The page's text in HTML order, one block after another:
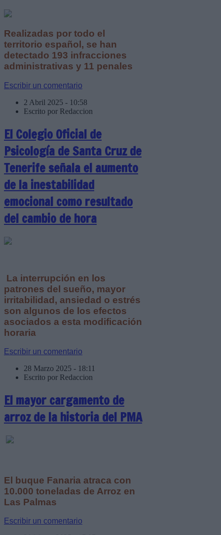
Realizadas por todo el
territorio español, se han
detectado 193 infracciones
administrativas y 11 penales
Escribir un comentario
2 Abril 2025 - 10:58
Escrito por Redaccion
El Colegio Oficial de
Psicología de Santa Cruz de
Tenerife señala el aumento
de la inestabilidad
emocional como resultado
del cambio de hora
La interrupción en los
patrones del sueño, mayor
irritabilidad, ansiedad o estrés
son algunos de los efectos
asociados a esta modificación
horaria
Escribir un comentario
28 Marzo 2025 - 18:11
Escrito por Redaccion
El mayor cargamento de
arroz de la historia del PMA
El buque Fanaria atraca con
10.000 toneladas de Arroz en
Las Palmas
Escribir un comentario